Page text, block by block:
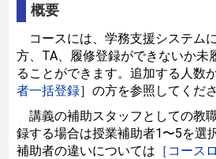
概要
コースには、学務支援システム
方、TA、履修登録ができないか未
ることができます。追加する人数
者一括登録］の方を参照してくださ
講義の補助スタッフとしての教
録する場合は授業補助者1〜5を選
補助者の違いについては ［コース